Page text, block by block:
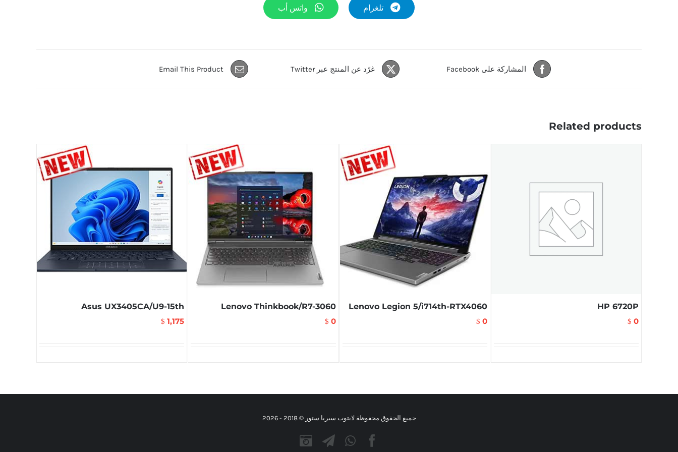
تلغرام واتس أب
المشاركة على Facebook غرّد عن المنتج عبر Twitter Email This Product
Related products
HP 6720P
$ 0
Lenovo Legion 5/i714th-RTX4060
$ 0
Lenovo Thinkbook/R7-3060
$ 0
Asus UX3405CA/U9-15th
$ 1,175
جميع الحقوق محفوظة لابتوب سيريا ستور © 2018 - 2026
Facebook
WhatsApp
Telegram